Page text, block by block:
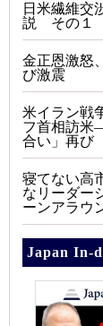
日米繊維交
説 その１
金正恩激怒
び激震
米イラン戦
フ首相訪米
合い」再び
寝てない高
なリーダー
ーンアラウ
Japan In-